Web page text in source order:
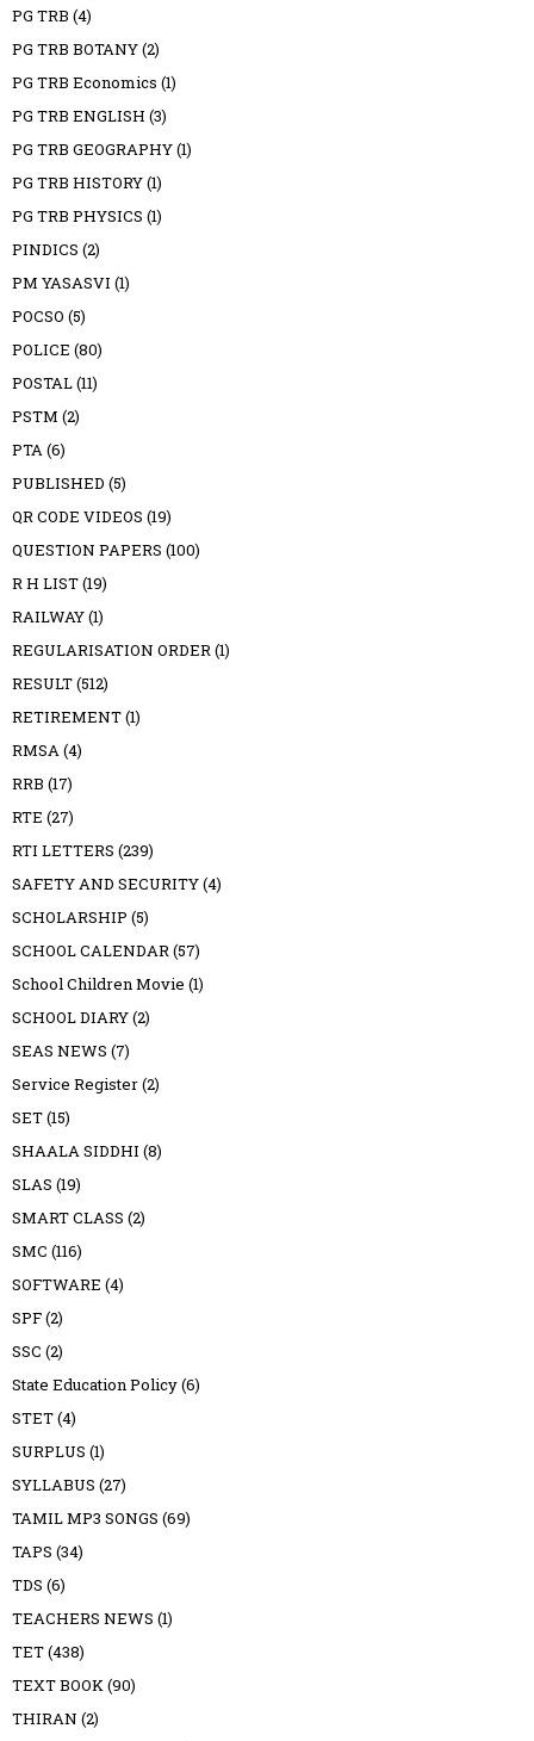
PG TRB (4)
PG TRB BOTANY(2)
PG TRB Economics (1)
PG TRB ENGLISH (3)
PG TRB GEOGRAPHY(1)
PG TRB HISTORY(1)
PG TRB PHYSICS (1)
PINDICS (2)
PM YASASVI (1)
POCSO (5)
POLICE (80)
POSTAL(11)
PSTM (2)
PTA(6)
PUBLISHED (5)
QR CODE VIDEOS (19)
QUESTION PAPERS (100)
R H LIST(19)
RAILWAY(1)
REGULARISATION ORDER(1)
RESULT(512)
RETIREMENT(1)
RMSA(4)
RRB (17)
RTE (27)
RTI LETTERS (239)
SAFETY AND SECURITY(4)
SCHOLARSHIP (5)
SCHOOL CALENDAR(57)
School Children Movie (1)
SCHOOL DIARY(2)
SEAS NEWS (7)
Service Register(2)
SET(15)
SHAALA SIDDHI (8)
SLAS (19)
SMART CLASS (2)
SMC (116)
SOFTWARE (4)
SPF(2)
SSC (2)
State Education Policy(6)
STET(4)
SURPLUS (1)
SYLLABUS (27)
TAMIL MP3 SONGS (69)
TAPS (34)
TDS (6)
TEACHERS NEWS (1)
TET(438)
TEXT BOOK(90)
THIRAN (2)